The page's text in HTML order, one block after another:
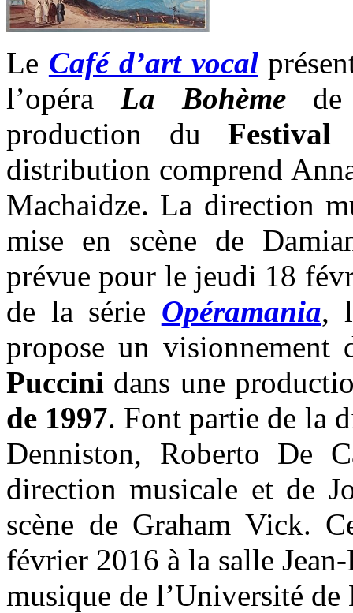
Le Café d’art vocal
l’opéra La Bohème
production du
distribution comprend
Machaidze. La direction
mise en scène de
prévue pour le jeudi 18
de la série Opéramania,
propose un visionnement
Puccini dans une
de 1997. Font partie de la
Denniston, Roberto De
direction musicale et de
scène de Graham Vick.
février 2016 à la salle
musique de l’Université